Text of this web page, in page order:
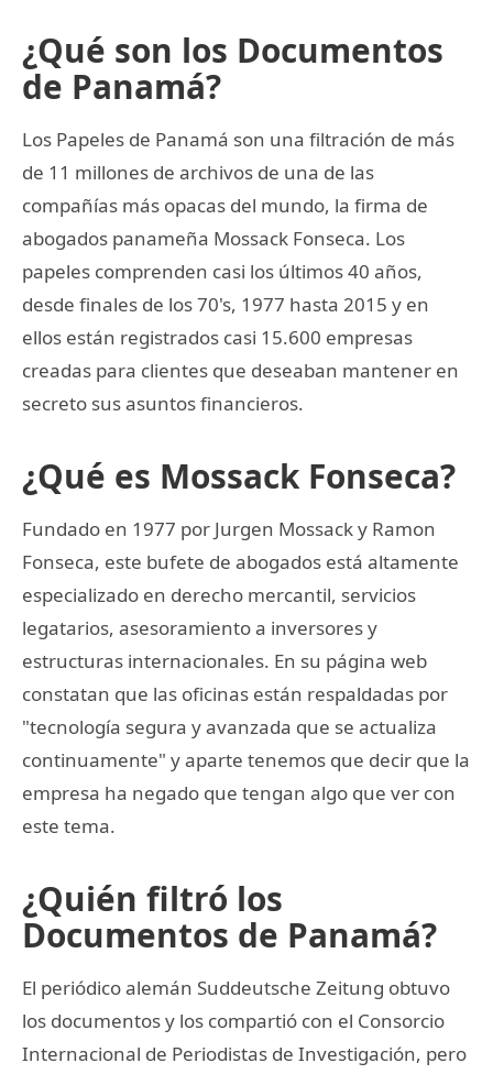
¿Qué son los Documentos
de Panamá?
Los Papeles de Panamá son una filtración de más
de 11 millones de archivos de una de las
compañías más opacas del mundo, la firma de
abogados panameña Mossack Fonseca. Los
papeles comprenden casi los últimos 40 años,
desde finales de los 70's, 1977 hasta 2015 y en
ellos están registrados casi 15.600 empresas
creadas para clientes que deseaban mantener en
secreto sus asuntos financieros.
¿Qué es Mossack Fonseca?
Fundado en 1977 por Jurgen Mossack y Ramon
Fonseca, este bufete de abogados está altamente
especializado en derecho mercantil, servicios
legatarios, asesoramiento a inversores y
estructuras internacionales. En su página web
constatan que las oficinas están respaldadas por
"tecnología segura y avanzada que se actualiza
continuamente" y aparte tenemos que decir que la
empresa ha negado que tengan algo que ver con
este tema.
¿Quién filtró los
Documentos de Panamá?
El periódico alemán Suddeutsche Zeitung obtuvo
los documentos y los compartió con el Consorcio
Internacional de Periodistas de Investigación, pero